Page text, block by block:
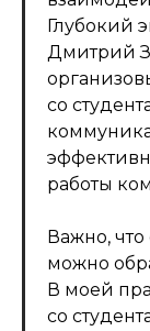
Глубокий
Дмитрий
со
работы
Важно, что
можно
В моей
со